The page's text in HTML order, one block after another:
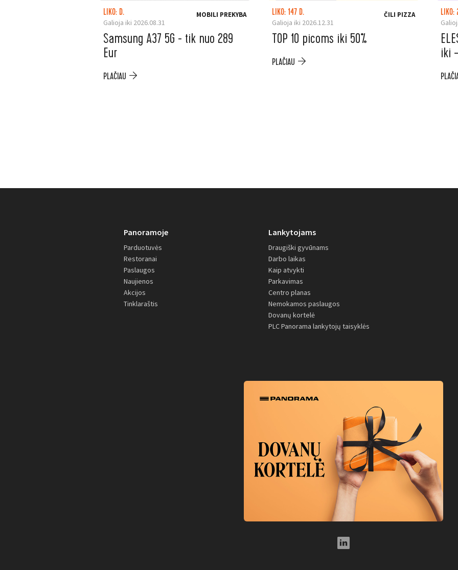
LIKO: D.
Galioja iki 2026.08.31
MOBILI PREKYBA
Samsung A37 5G - tik nuo 289
Eur
PLAČIAU
LIKO: 147 D.
Galioja iki 2026.12.31
ČILI PIZZA
TOP 10 picoms iki 50%
PLAČIAU
LIKO:
iki
Panoramoje
Parduotuvės
Restoranai
Paslaugos
Naujienos
Akcijos
Tinklaraštis
Lankytojams
Draugiški gyvūnams
Darbo laikas
Kaip atvykti
Parkavimas
Centro planas
Nemokamos paslaugos
Dovanų kortelė
PLC Panorama lankytojų taisyklės